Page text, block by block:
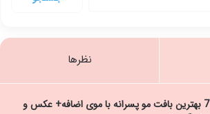
نظرها
7 بهترین بافت مو پسرانه با موی اضافه+ عکس و